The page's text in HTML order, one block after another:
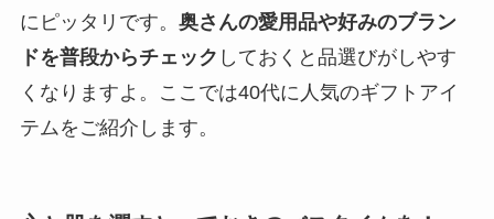
にピッタリです。 奥さんの愛用品や好みのブラン
ドを普段からチェック しておくと品選びがしやす
くなりますよ。ここでは40代に人気のギフトアイ
テムをご紹介します。